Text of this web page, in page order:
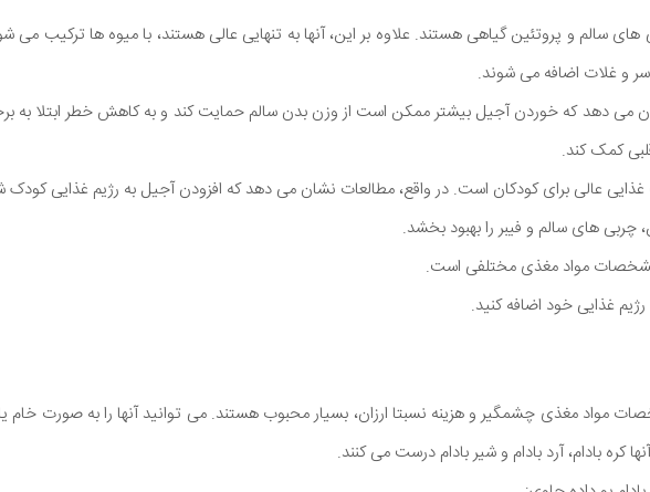
های سالم و پروتئین گیاهی هستند. علاوه بر این، آنها به تنهایی عالی هستند، با میوه ها ترکیب می
دسر و غلات اضافه می شوند.
می دهد که خوردن آجیل بیشتر ممکن است از وزن بدن سالم حمایت کند و به کاهش خطر ابتلا به
کمک کند.
عالی برای کودکان است. در واقع، مطالعات نشان می دهد که افزودن آجیل به رژیم غذایی کودک
های سالم و فیبر را بهبود بخشد.
مواد مغذی مختلفی است.
مواد مغذی چشمگیر و هزینه نسبتا ارزان، بسیار محبوب هستند. می توانید آنها را به صورت خام
کره بادام، آرد بادام و شیر بادام درست می کنند.